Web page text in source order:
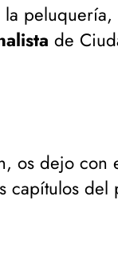
la
de
os dejo
capítulos